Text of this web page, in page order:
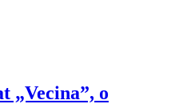
„Vecina”, o